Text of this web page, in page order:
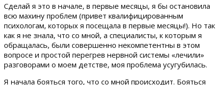
Сделай я это в начале, в первые месяцы, я бы остановила
всю махину проблем (привет квалифицированным
психологам, которых я посещала в первые месяцы!). Но так
как я не знала, что со мной, а специалисты, к которым я
обращалась, были совершенно некомпетентны в этом
вопросе и простой перегрев нервной системы «лечили»
разговорами о моем детстве, моя проблема усугубилась.
Я начала бояться того, что со мной происходит. Бояться